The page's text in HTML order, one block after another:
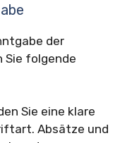
der
Sie folgende
Sie eine klare
Absätze und